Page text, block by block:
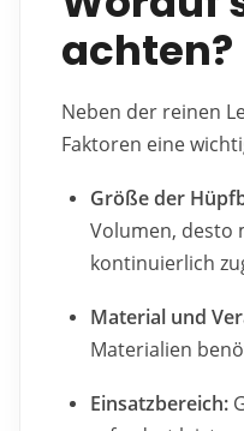
achten?
Neben der reinen
Faktoren eine
Größe der
Volumen, desto
kontinuierlich
Material und
Materialien
Einsatzbereich: